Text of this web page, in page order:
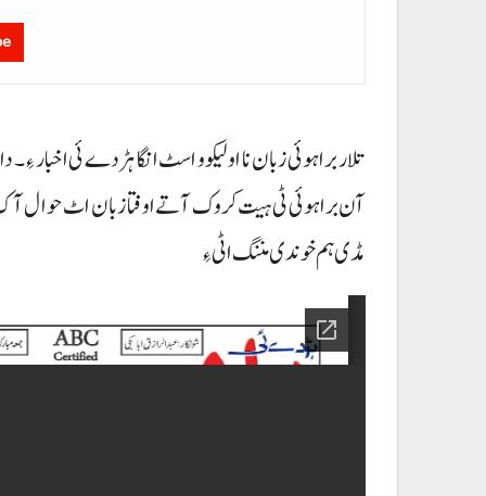
تلار براہوئی زبان نا اولیکو و اسٹ انگا ہڑدے ئی اخبار
آن براہوئی ٹی ہیت کروک آتے اوفتا زبان اٹ حوال
مڈی ہم خوندی مننگ اٹی ءِ